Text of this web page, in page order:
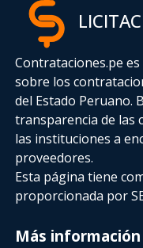
Contrataciones.pe
sobre los
del Estado Peruano.
transparencia de las
las instituciones a
proveedores.
Esta página tiene
proporcionada por
Más información